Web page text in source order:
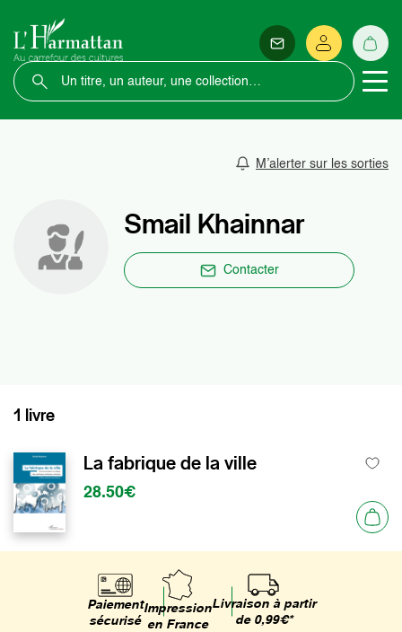
M’alerter sur les sorties
Smail Khainnar
Contacter
1 livre
La fabrique de la ville
28.50€
Paiement
sécurisé
Impression
en France
Livraison à partir
de 0,99€*